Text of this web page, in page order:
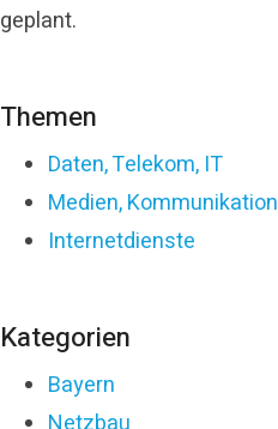
geplant.
Themen
Daten, Telekom, IT
Medien, Kommunikation
Internetdienste
Kategorien
Bayern